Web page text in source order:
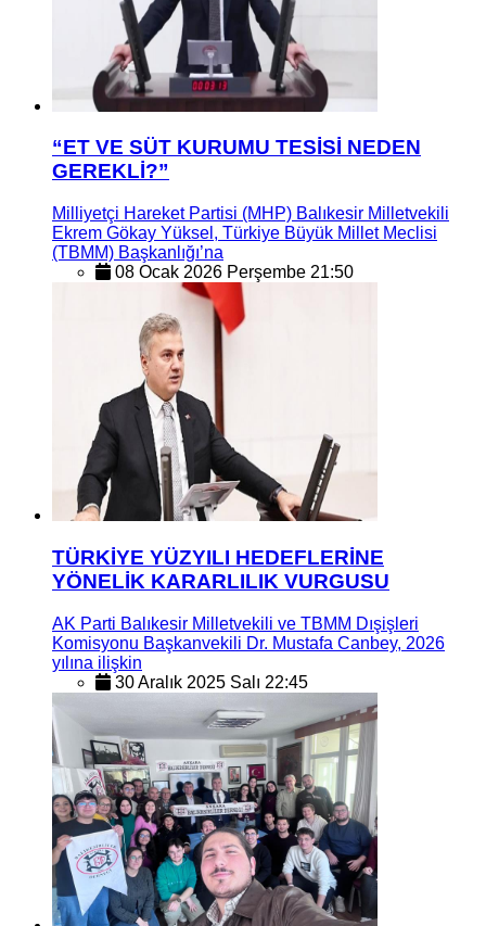
“ET VE SÜT KURUMU TESİSİ NEDEN
GEREKLİ?”
Milliyetçi Hareket Partisi (MHP) Balıkesir Milletvekili
Ekrem Gökay Yüksel, Türkiye Büyük Millet Meclisi
(TBMM) Başkanlığı’na
08 Ocak 2026 Perşembe 21:50
TÜRKİYE YÜZYILI HEDEFLERİNE
YÖNELİK KARARLILIK VURGUSU
AK Parti Balıkesir Milletvekili ve TBMM Dışişleri
Komisyonu Başkanvekili Dr. Mustafa Canbey, 2026
yılına ilişkin
30 Aralık 2025 Salı 22:45